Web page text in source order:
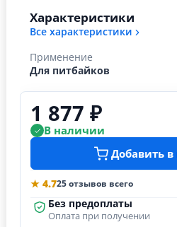
Характеристики
Все характеристики
Применение
Для питбайков
1 877 ₽
В наличии
Добавить
★ 4.725 отзывов всего
Без предоплаты
Оплата при получении